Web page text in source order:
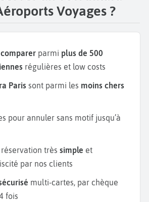
Voyages ?
comparer parmi plus de 500
régulières et low costs
Paris sont parmi les moins chers
pour annuler sans motif jusqu’à
très simple et
par nos clients
multi-cartes, par chèque
fois